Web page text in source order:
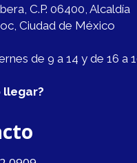
C.P. 06400, Alcaldía
Ciudad de México
de 9 a 14 y de 16 a
llegar?